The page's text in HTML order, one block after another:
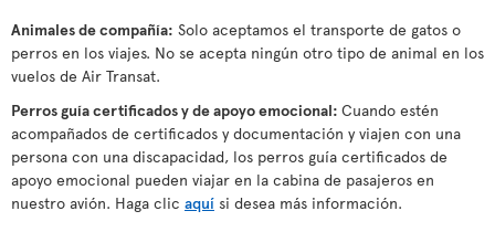
Animales de compañía: Solo aceptamos el transporte de gatos o
perros en los viajes. No se acepta ningún otro tipo de animal en los
vuelos de Air Transat.
Perros guía certificados y de apoyo emocional: Cuando estén
acompañados de certificados y documentación y viajen con una
persona con una discapacidad, los perros guía certificados de
apoyo emocional pueden viajar en la cabina de pasajeros en
nuestro avión. Haga clic aquí si desea más información.